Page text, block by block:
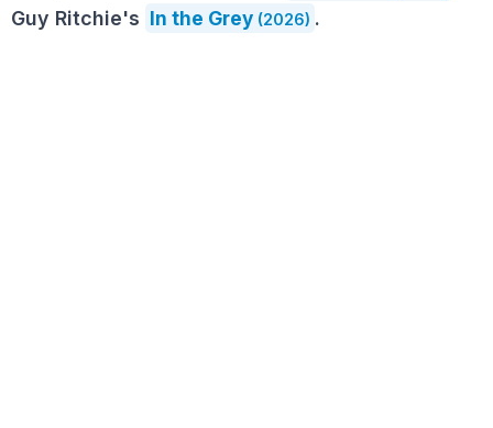
Guy Ritchie's In the Grey (2026) .